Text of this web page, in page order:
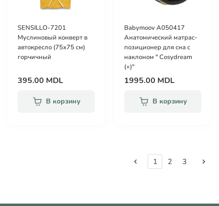
SENSILLO-7201
Муслиновый конверт в
автокресло (75х75 см)
горчичный
395.00 MDL
В корзину
Babymoov A050417
Анатомический матрас-
позиционер для сна с
наклоном " Cosydream
(+)"
1995.00 MDL
В корзину
1 2 3